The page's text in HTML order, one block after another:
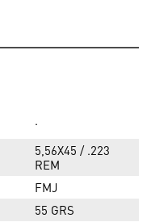
.
5,56X45 / .223
REM
FMJ
55 GRS